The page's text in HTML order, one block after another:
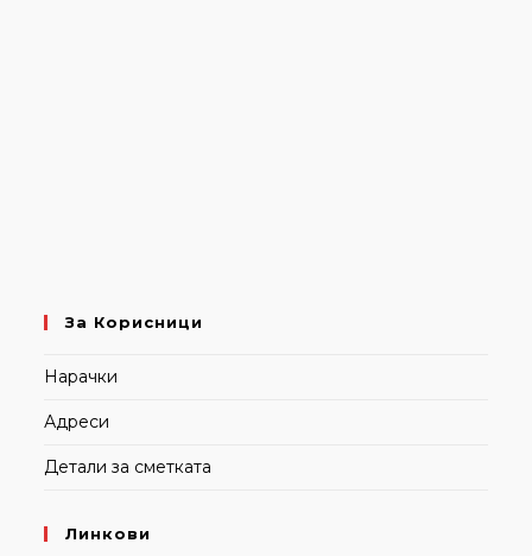
За Корисници
Нарачки
Адреси
Детали за сметката
Линкови